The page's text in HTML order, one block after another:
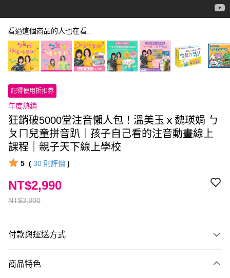
看過這個商品的人也在看..
記得使用折扣券
年度熱銷
狂銷破5000堂注音懶人包！溫美玉ｘ魏瑛娟 ㄅ
ㄆㄇ兒童拼音趴｜孩子自己看的注音動畫線上
課程｜親子天下線上學校
5 ( 30 則評價 )
NT$3,800
NT$2,990
付款與運送方式
信用卡一次付款
商品特色